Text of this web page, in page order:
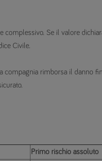
complessivo. Se il valore
Civile.
compagnia rimborsa il danno
Primo rischio assoluto